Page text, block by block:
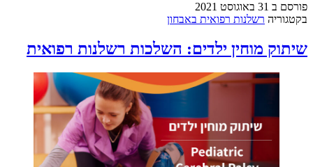
פורסם ב 31 באוגוסט 2021
בקטגוריה רשלנות רפואית באבחון
שיתוק מוחין ילדים: השלכות רשלנות רפואית